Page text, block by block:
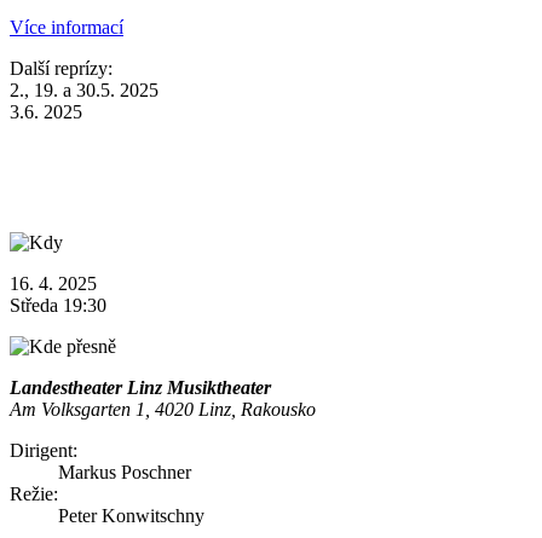
Více informací
Další reprízy:
2., 19. a 30.5. 2025
3.6. 2025
16. 4. 2025
Středa 19:30
Landestheater Linz Musiktheater
Am Volksgarten 1, 4020 Linz, Rakousko
Dirigent:
Markus Poschner
Režie:
Peter Konwitschny